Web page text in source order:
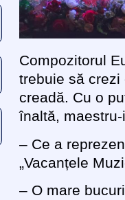
Compozitorul
trebuie să
creadă. Cu o
înaltă,
– Ce a
„Vacanțele
– O mare